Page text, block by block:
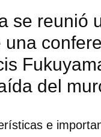
se reunió
del
e